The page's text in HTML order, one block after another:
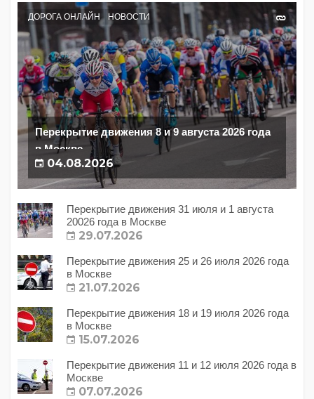
ДОРОГА ОНЛАЙН НОВОСТИ
Перекрытие движения 8 и 9 августа 2026 года
в Москве
04.08.2026
Перекрытие движения 31 июля и 1 августа
20026 года в Москве
29.07.2026
Перекрытие движения 25 и 26 июля 2026 года
в Москве
21.07.2026
Перекрытие движения 18 и 19 июля 2026 года
в Москве
15.07.2026
Перекрытие движения 11 и 12 июля 2026 года в
Москве
07.07.2026